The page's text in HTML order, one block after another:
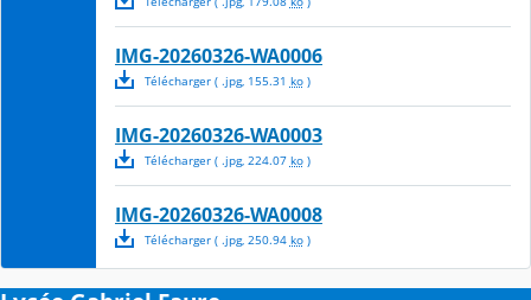
IMG-20260326-WA0006
Télécharger( .jpg, 155.31 ko)
IMG-20260326-WA0003
Télécharger( .jpg, 224.07 ko)
IMG-20260326-WA0008
Télécharger( .jpg, 250.94 ko)